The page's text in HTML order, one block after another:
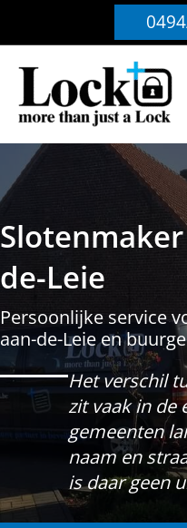
de-Leie
Persoonlijke service
aan-de-Leie en
Het verschil
zit vaak in de
gemeenten
naam en
is daar geen